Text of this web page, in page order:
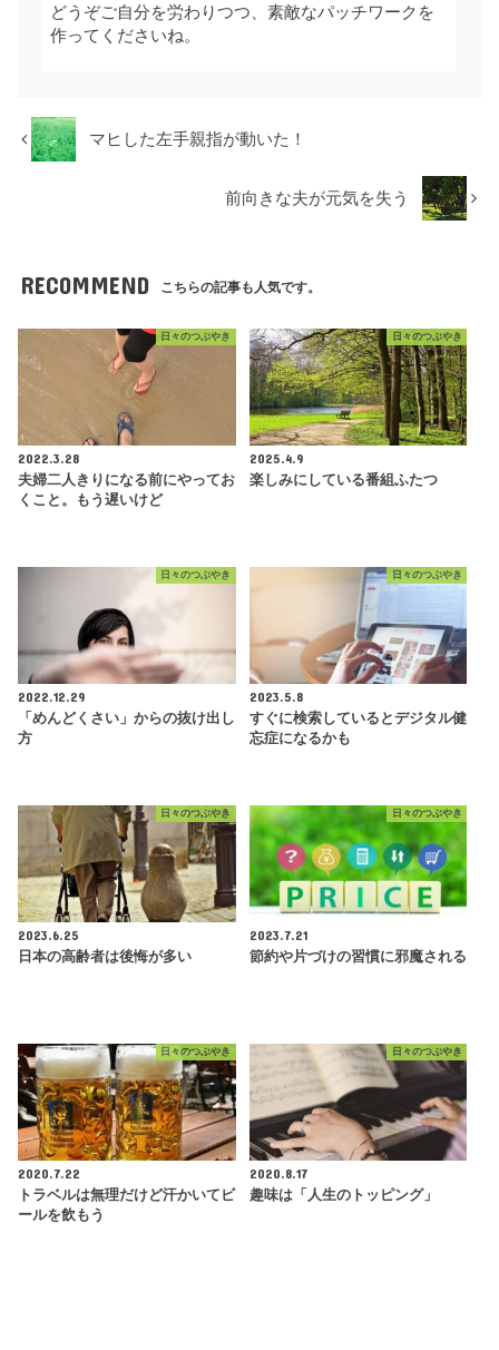
どうぞご自分を労わりつつ、素敵なパッチワークを
作ってくださいね。
マヒした左手親指が動いた！
前向きな夫が元気を失う
RECOMMEND こちらの記事も人気です。
日々のつぶやき
2022.3.28
夫婦二人きりになる前にやってお
くこと。もう遅いけど
日々のつぶやき
2025.4.9
楽しみにしている番組ふたつ
日々のつぶやき
2022.12.29
「めんどくさい」からの抜け出し
方
日々のつぶやき
2023.5.8
すぐに検索しているとデジタル健
忘症になるかも
日々のつぶやき
2023.6.25
日本の高齢者は後悔が多い
日々のつぶやき
2023.7.21
節約や片づけの習慣に邪魔される
日々のつぶやき
2020.7.22
トラベルは無理だけど汗かいてビ
ールを飲もう
日々のつぶやき
2020.8.17
趣味は「人生のトッピング」